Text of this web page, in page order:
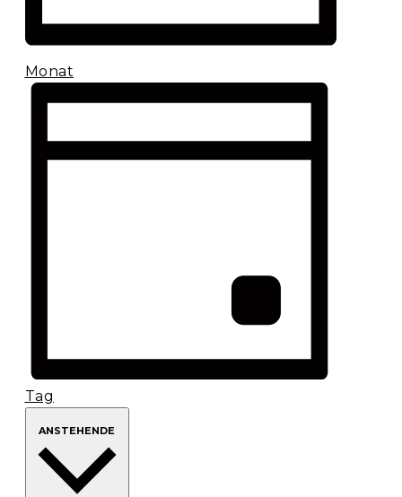
Monat
Tag
ANSTEHENDE